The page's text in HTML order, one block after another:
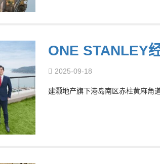
ONE STANLEY
2025-09-18
建灏地产旗下港岛南区赤柱黄麻角